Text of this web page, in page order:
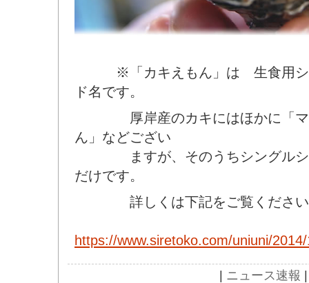
※「カキえもん」は 生食用シ
ド名です。
厚岸産のカキにはほかに「マ
ん」などござい
ますが、そのうちシングルシ
だけです。
詳しくは下記をご覧くださ
https://www.siretoko.com/uniuni/
| ニュース速報 |